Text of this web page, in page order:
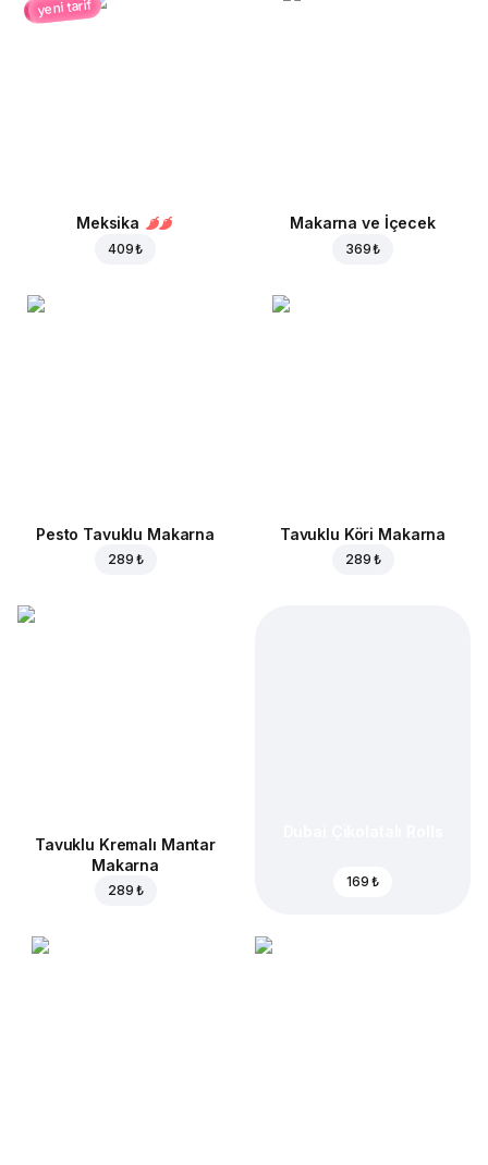
yeni tarif
Meksika
409 ₺
Makarna ve İçecek
369 ₺
Pesto Tavuklu Makarna
289 ₺
Tavuklu Köri Makarna
289 ₺
Tavuklu Kremalı Mantar
Makarna
289 ₺
169 ₺